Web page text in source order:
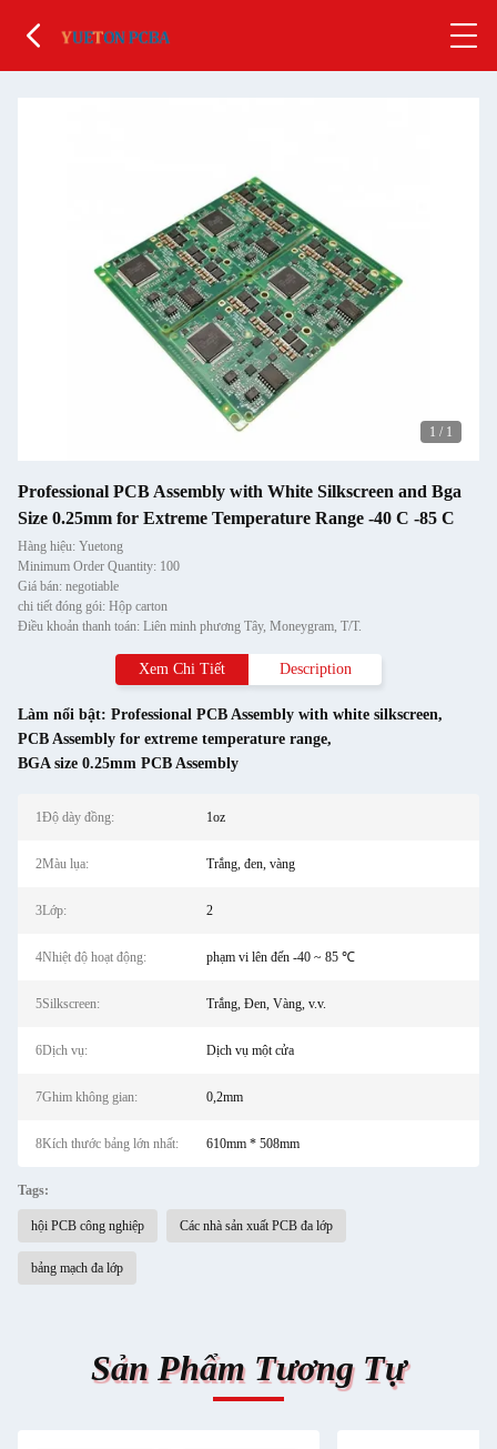
1 / 1
Professional PCB Assembly with White Silkscreen and Bga
Size 0.25mm for Extreme Temperature Range -40 C -85 C
Hàng hiệu: Yuetong
Minimum Order Quantity: 100
Giá bán: negotiable
chi tiết đóng gói: Hộp carton
Điều khoản thanh toán: Liên minh phương Tây, Moneygram, T/T.
Xem Chi Tiết Description
Làm nổi bật: Professional PCB Assembly with white silkscreen,
PCB Assembly for extreme temperature range,
BGA size 0.25mm PCB Assembly
1Độ dày đồng: 1oz
2Màu lụa: Trắng, đen, vàng
3Lớp: 2
4Nhiệt độ hoạt động: phạm vi lên đến -40 ~ 85 ℃
5Silkscreen: Trắng, Đen, Vàng, v.v.
6Dịch vụ: Dịch vụ một cửa
7Ghim không gian: 0,2mm
8Kích thước bảng lớn nhất: 610mm * 508mm
Tags:
hội PCB công nghiệp Các nhà sản xuất PCB đa lớp
bảng mạch đa lớp
Sản Phẩm Tương Tự